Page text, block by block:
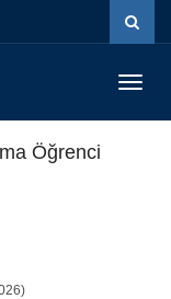
Öğrenci